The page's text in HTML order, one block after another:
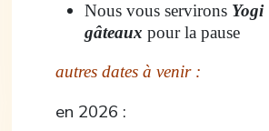
Nous vous servirons Yogi
gâteaux pour la pause
autres dates à venir :
en 2026 :